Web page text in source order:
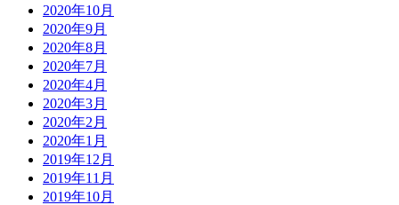
2020年10月
2020年9月
2020年8月
2020年7月
2020年4月
2020年3月
2020年2月
2020年1月
2019年12月
2019年11月
2019年10月